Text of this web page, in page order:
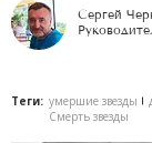
Сергей
Теги: умершие звезды
Смерть звезды